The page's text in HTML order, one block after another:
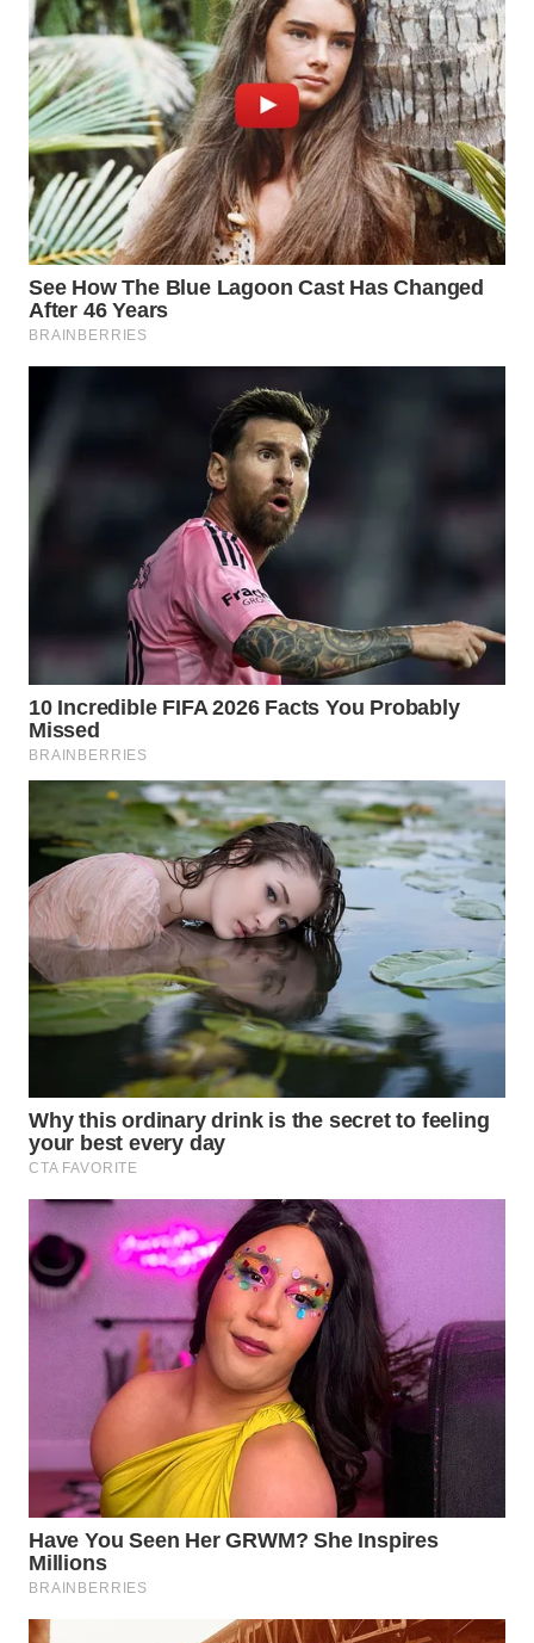
WN
INDRAMAYU
WN
KUNINGAN
WN
MAJALENGKA
WN
SUBANG
WN
SEMARANG
WN
SOLO
WN
BOROBUDUR
WN
MADURA
WN
SURABAYA
WN
NATUNA
BINTAN
WN
MANDALIKA
LIKUPANG
WN
LABUANBAJO
WN
BORNEO
Wahana